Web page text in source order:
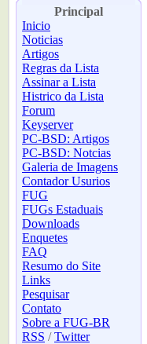
Principal
Inicio
Noticias
Artigos
Regras da Lista
Assinar a Lista
Histrico da Lista
Forum
Keyserver
PC-BSD: Artigos
PC-BSD: Notcias
Galeria de Imagens
Contador Usurios
FUG
FUGs Estaduais
Downloads
Enquetes
FAQ
Resumo do Site
Links
Pesquisar
Contato
Sobre a FUG-BR
RSS /Twitter